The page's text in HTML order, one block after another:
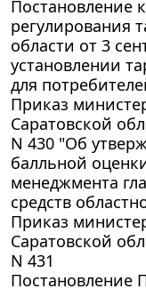
Постановление
регулирования
области от 3
установлении
для
Приказ
Саратовской
N 430 "Об
балльной
менеджмента
средств
Приказ
Саратовской
N 431
Постановление